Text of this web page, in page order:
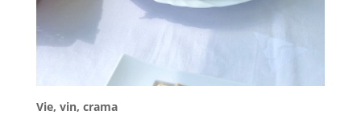
Vie, vin, crama